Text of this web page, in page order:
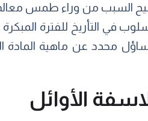
السبب من وراء طمس
في التأريخ للفترة
محدد عن ماهية المادة
الأوائل